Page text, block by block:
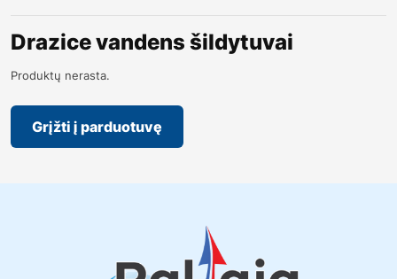
Drazice vandens šildytuvai
Produktų nerasta.
Grįžti į parduotuvę